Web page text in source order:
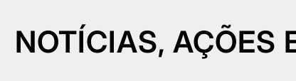
NOTÍCIAS, AÇÕES